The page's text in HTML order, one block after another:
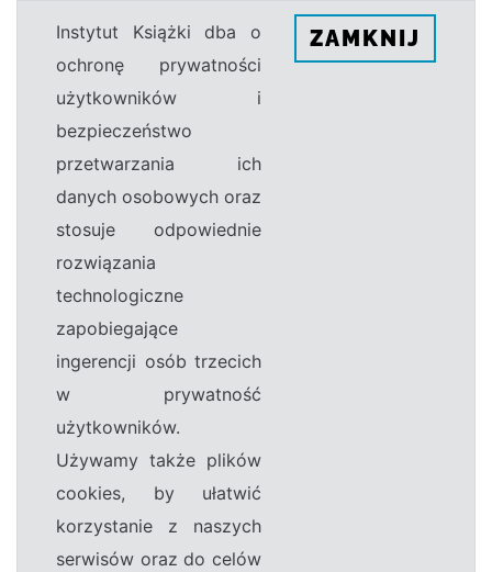
Instytut Książki dba o
ochronę prywatności
użytkowników i
bezpieczeństwo
przetwarzania ich
danych osobowych oraz
stosuje odpowiednie
rozwiązania
technologiczne
zapobiegające
ingerencji osób trzecich
w prywatność
użytkowników.
Używamy także plików
cookies, by ułatwić
korzystanie z naszych
serwisów oraz do celów
ZAMKNIJ